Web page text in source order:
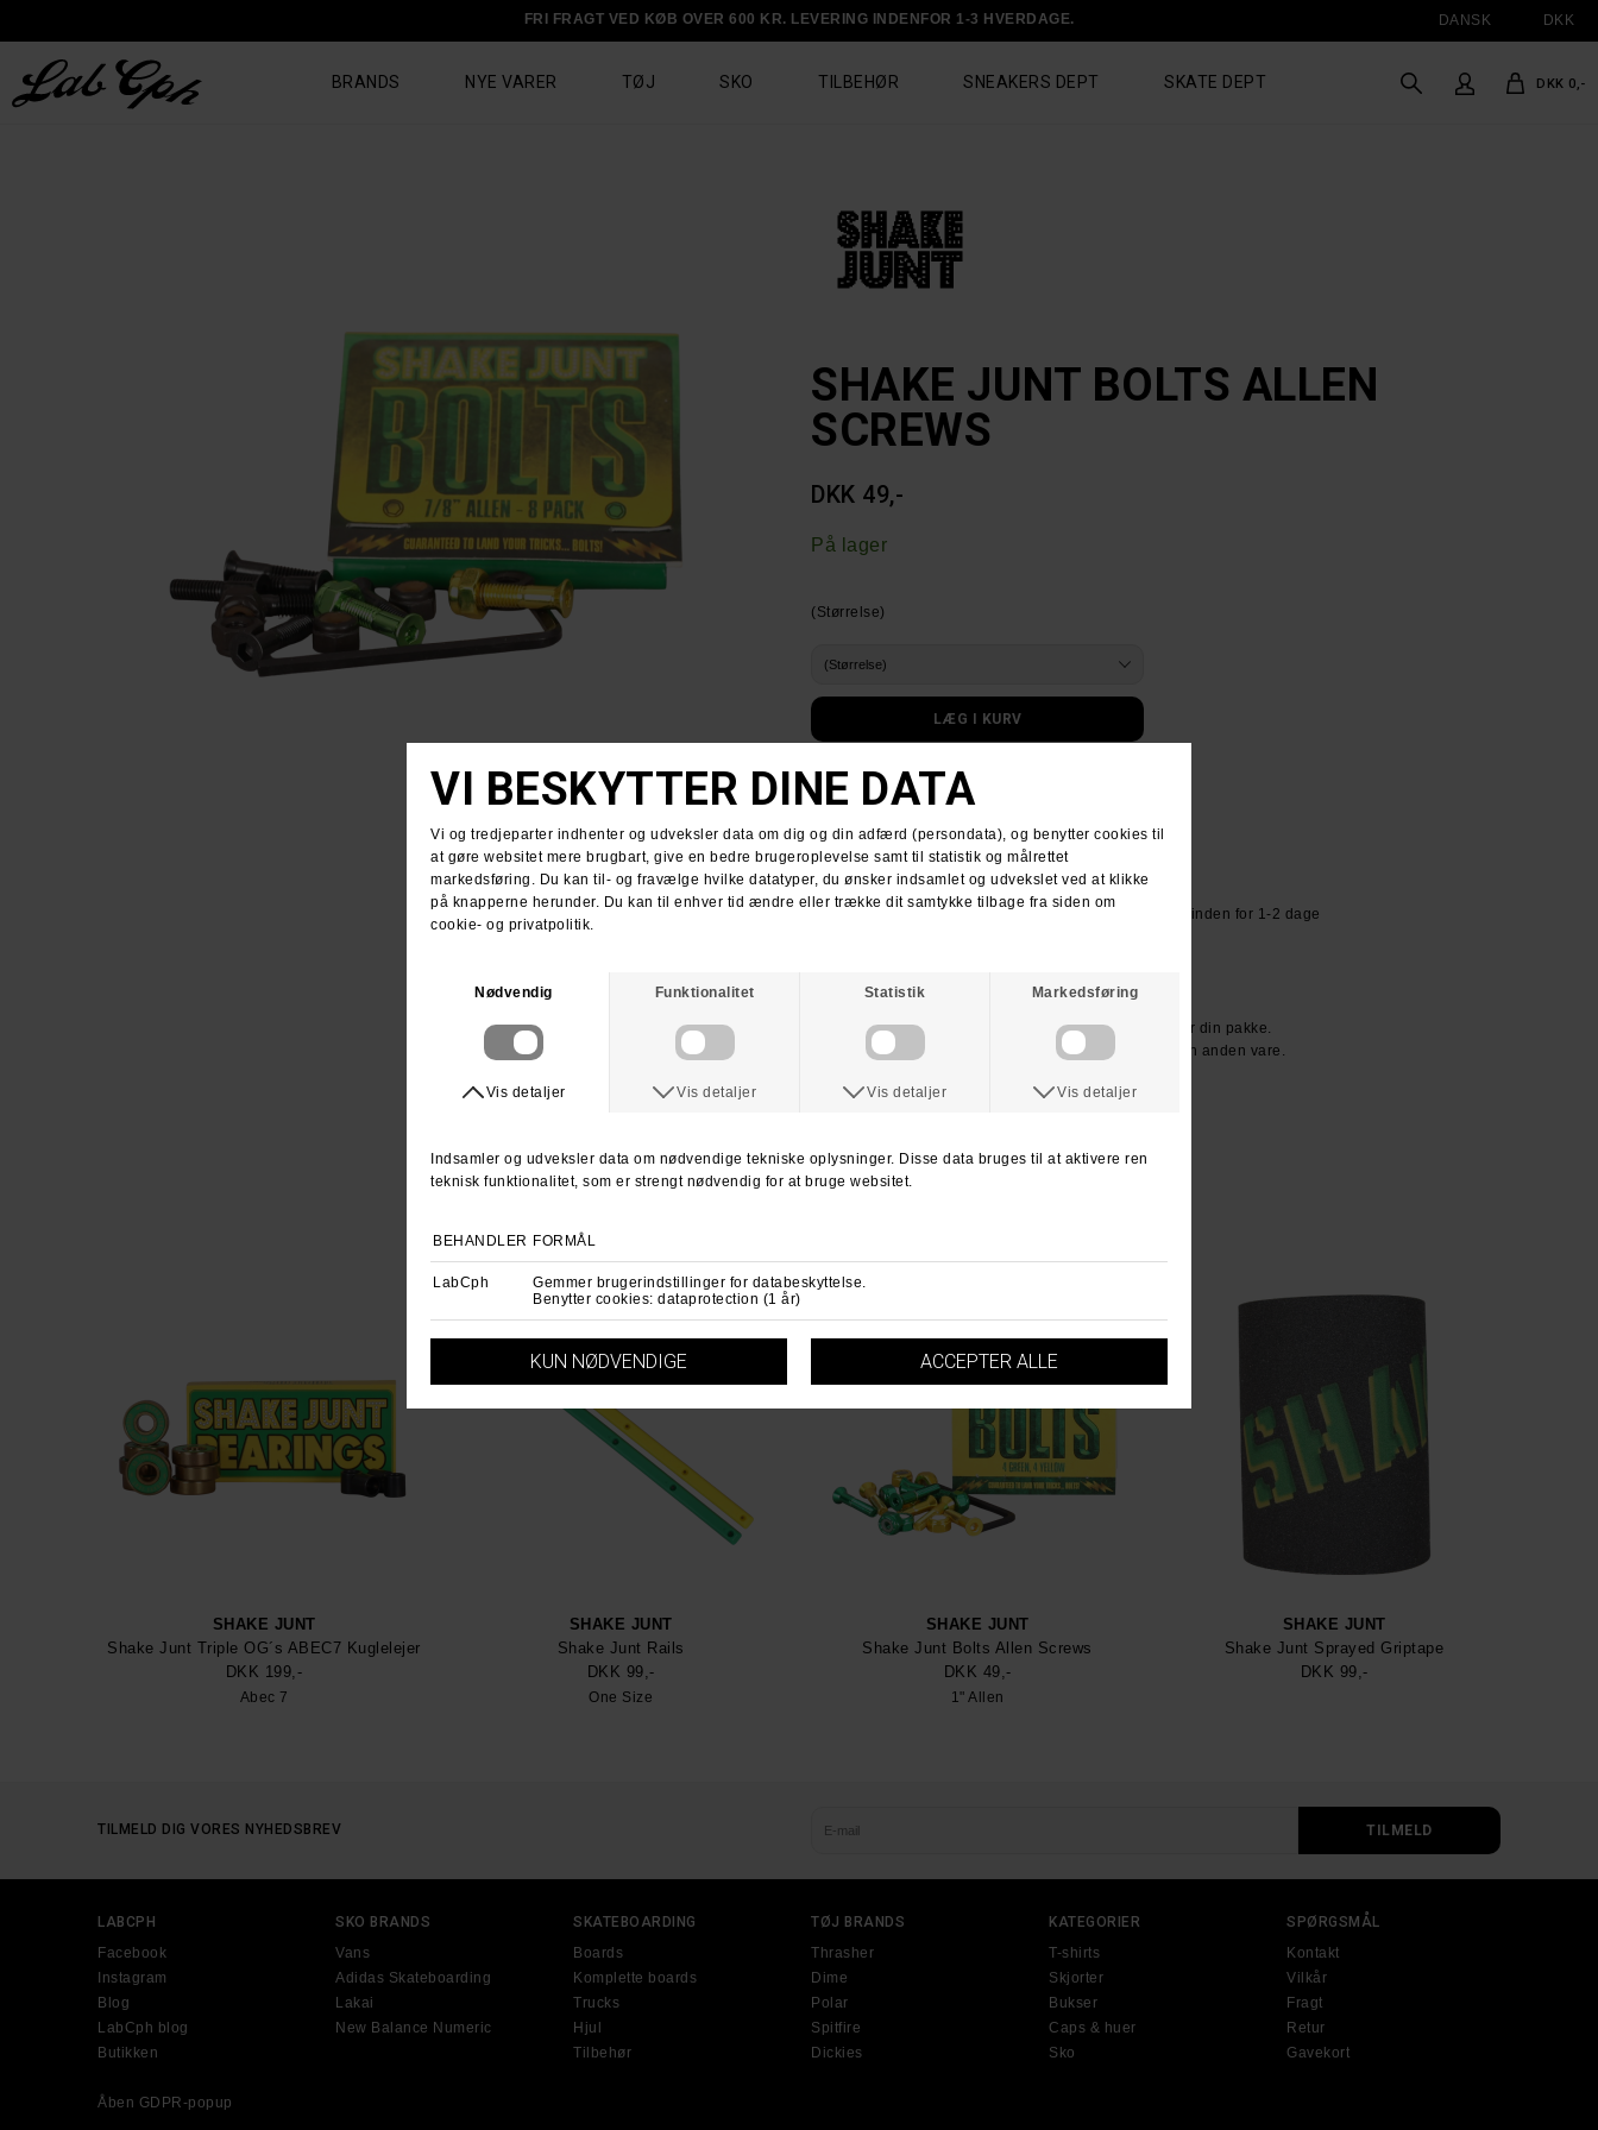
FRI FRAGT VED KØB OVER 600 KR. LEVERING INDENFOR 1-3 HVERDAGE. DANSK DKK
BRANDS NYE VARER TØJ SKO TILBEHØR SNEAKERS DEPT SKATE DEPT DKK 0,-
SHAKE JUNT BOLTS ALLEN
SCREWS
DKK 49,-
På lager
(Størrelse)
Shake Junt Bolts Allen Screws
LEVERING
Få din pakke leveret med PostNord for kr 39.- Sendes inden for 1-2 dage
RETURNERING
Du har altid 30 dages returret fra den dag du modtager din pakke.
Du kan vælge at få dine penge retur eller vi bytter til en anden vare.
ANDRE KØBTE OGSÅ
SHAKE JUNT
Shake Junt Triple OG´s ABEC7 Kuglelejer
DKK 199,-
Abec 7
SHAKE JUNT
Shake Junt Rails
DKK 99,-
One Size
SHAKE JUNT
Shake Junt Bolts Allen Screws
DKK 49,-
1" Allen
SHAKE JUNT
Shake Junt Sprayed Griptape
DKK 99,-
TILMELD DIG VORES NYHEDSBREV
LABCPH
Facebook
Instagram
Blog
LabCph blog
Butikken
Åben GDPR-popup
SKO BRANDS
Vans
Adidas Skateboarding
Lakai
New Balance Numeric
SKATEBOARDING
Boards
Komplette boards
Trucks
Hjul
Tilbehør
TØJ BRANDS
Thrasher
Dime
Polar
Spitfire
Dickies
KATEGORIER
T-shirts
Skjorter
Bukser
Caps & huer
Sko
SPØRGSMÅL
Kontakt
Vilkår
Fragt
Retur
Gavekort